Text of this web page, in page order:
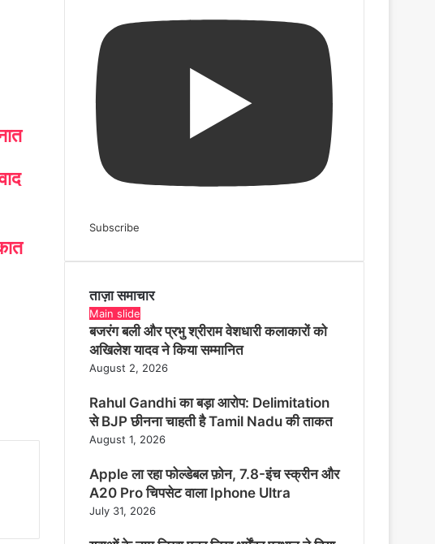
Subscribe
ताज़ा समाचार
Main slide
बजरंग बली और प्रभु श्रीराम वेशधारी कलाकारों को
अखिलेश यादव ने किया सम्मानित
August 2, 2026
Rahul Gandhi का बड़ा आरोप: Delimitation
से BJP छीनना चाहती है Tamil Nadu की ताकत
August 1, 2026
Apple ला रहा फोल्डेबल फ़ोन, 7.8-इंच स्क्रीन और
A20 Pro चिपसेट वाला Iphone Ultra
July 31, 2026